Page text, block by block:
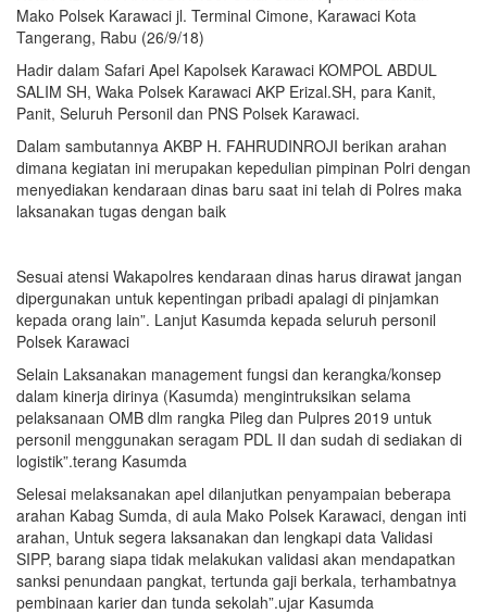
Mako Polsek Karawaci jl. Terminal Cimone, Karawaci Kota
Tangerang, Rabu (26/9/18)
Hadir dalam Safari Apel Kapolsek Karawaci KOMPOL ABDUL
SALIM SH, Waka Polsek Karawaci AKP Erizal.SH, para Kanit,
Panit, Seluruh Personil dan PNS Polsek Karawaci.
Dalam sambutannya AKBP H. FAHRUDINROJI berikan arahan
dimana kegiatan ini merupakan kepedulian pimpinan Polri dengan
menyediakan kendaraan dinas baru saat ini telah di Polres maka
laksanakan tugas dengan baik
Sesuai atensi Wakapolres kendaraan dinas harus dirawat jangan
dipergunakan untuk kepentingan pribadi apalagi di pinjamkan
kepada orang lain”. Lanjut Kasumda kepada seluruh personil
Polsek Karawaci
Selain Laksanakan management fungsi dan kerangka/konsep
dalam kinerja dirinya (Kasumda) mengintruksikan selama
pelaksanaan OMB dlm rangka Pileg dan Pulpres 2019 untuk
personil menggunakan seragam PDL II dan sudah di sediakan di
logistik”.terang Kasumda
Selesai melaksanakan apel dilanjutkan penyampaian beberapa
arahan Kabag Sumda, di aula Mako Polsek Karawaci, dengan inti
arahan, Untuk segera laksanakan dan lengkapi data Validasi
SIPP, barang siapa tidak melakukan validasi akan mendapatkan
sanksi penundaan pangkat, tertunda gaji berkala, terhambatnya
pembinaan karier dan tunda sekolah”.ujar Kasumda